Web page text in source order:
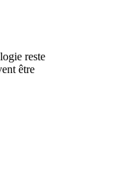
reste
être